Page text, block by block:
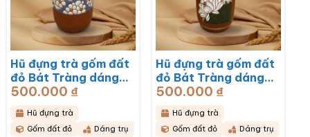
Hũ đựng trà gốm đất
đỏ Bát Tràng dáng
trụ hoạ tiết hoa mai
trắng BT-HĐT13
500.000 ₫
Hũ đựng trà
Gốm đất đỏ
Dáng trụ
Hũ đựng trà gốm đất
đỏ Bát Tràng dáng
trụ hoạ tiết hoa sen
BT-HĐT12
500.000 ₫
Hũ đựng trà
Gốm đất đỏ
Dáng trụ